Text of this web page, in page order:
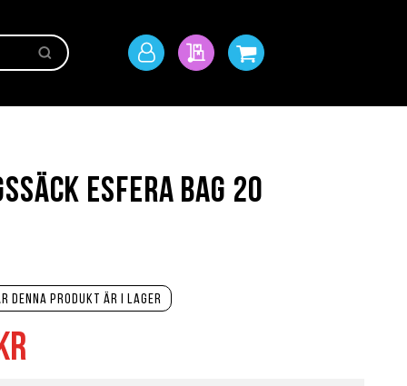
Sök
Mitt
Min offertMin kundvagn
denna produkt är i lager
Esfera Bag 20